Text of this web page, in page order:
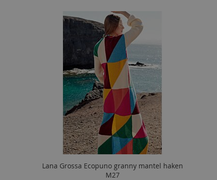
AAN
VERLANGLIJST
Lana Grossa Ecopuno granny mantel haken
M27